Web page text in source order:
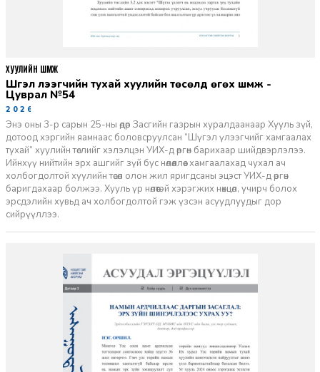
Шүгэл үлээгчийн тухай хуулийн төсөлд өгөх шүүмж -
Цуврал №54
2026-07-27
Энэ оны 3-р сарын 25-ны өдөр Засгийн газрын хуралдаанаар Хууль зүй,
дотоод хэргийн яамнаас боловсруулсан “Шүгэл үлээгчийг хамгаалах
тухай” хуулийн төслийг хэлэлцэн УИХ-д өргөн барихаар шийдвэрлэлээ.
Ийнхүү нийтийн эрх ашгийг зүй бус нөлөөллөөс хамгаалахад чухал ач
холбогдолтой хуулийн төсөл олон жил яригдсаны эцэст УИХ-д өргөн
баригдахаар болжээ. Хууль үр нөлөөтэй хэрэгжих нөхцөл, учирч болох
эрсдэлийн хувьд ач холбогдолтой гэж үзсэн асуудлуудыг дор
сийрүүллээ.
ХУУЛИЙН ШҮҮМЖ